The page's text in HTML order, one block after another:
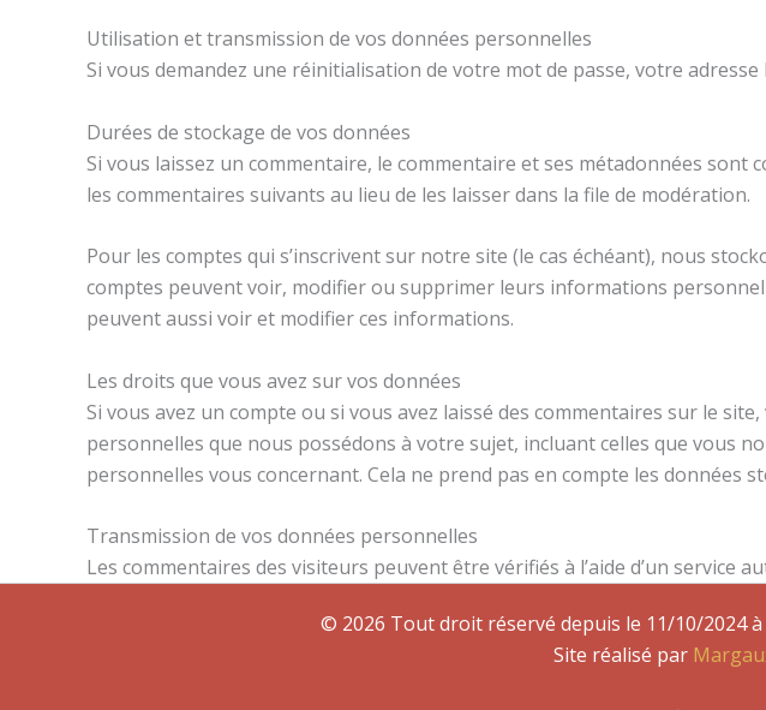
Utilisation et transmission de vos données personnelles
Si vous demandez une réinitialisation de votre mot de passe, votre
Durées de stockage de vos données
Si vous laissez un commentaire, le commentaire et ses métadonnées
les commentaires suivants au lieu de les laisser dans la file de modération.
Pour les comptes qui s’inscrivent sur notre site (le cas échéant), nous
comptes peuvent voir, modifier ou supprimer leurs informations
peuvent aussi voir et modifier ces informations.
Les droits que vous avez sur vos données
Si vous avez un compte ou si vous avez laissé des commentaires sur le
personnelles que nous possédons à votre sujet, incluant celles que vous
personnelles vous concernant. Cela ne prend pas en compte les données
Transmission de vos données personnelles
Les commentaires des visiteurs peuvent être vérifiés à l’aide d’un service
© 2026 Tout droit réservé depuis le 11/10/2024
Site réalisé par